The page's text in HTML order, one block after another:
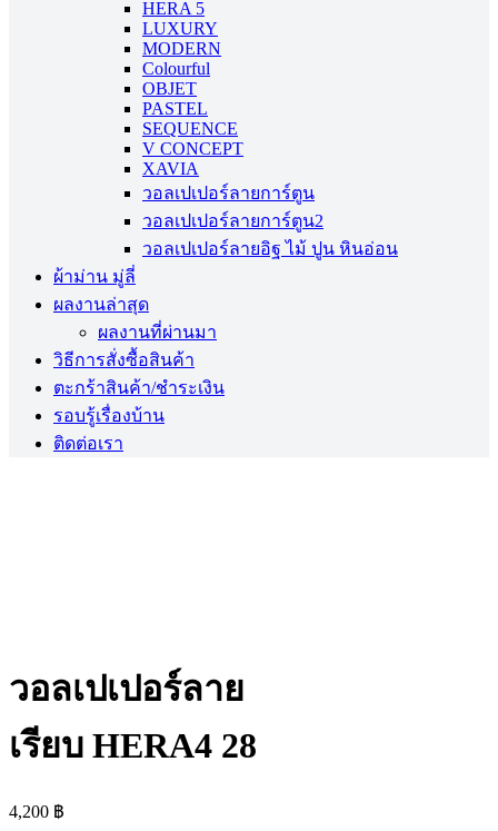
HERA 5
LUXURY
MODERN
Colourful
OBJET
PASTEL
SEQUENCE
V CONCEPT
XAVIA
วอลเปเปอร์ลายการ์ตูน
วอลเปเปอร์ลายการ์ตูน2
วอลเปเปอร์ลายอิฐ ไม้ ปูน หินอ่อน
ผ้าม่าน มู่ลี่
ผลงานล่าสุด
ผลงานที่ผ่านมา
วิธีการสั่งซื้อสินค้า
ตะกร้าสินค้า/ชำระเงิน
รอบรู้เรื่องบ้าน
ติดต่อเรา
วอลเปเปอร์ลาย
เรียบ HERA4 28
4,200 ฿